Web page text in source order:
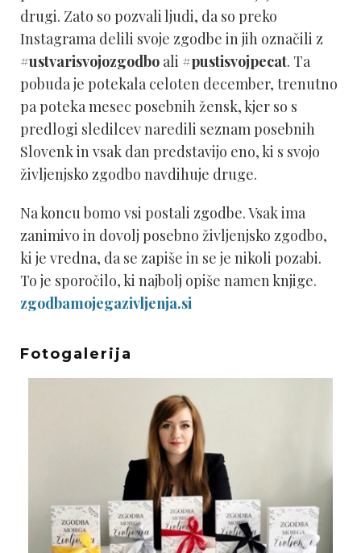
drugi. Zato so pozvali ljudi, da so preko
Instagrama delili svoje zgodbe in jih označili z
#ustvarisvojozgodbo ali #pustisvojpecat. Ta
pobuda je potekala celoten december, trenutno
pa poteka mesec posebnih žensk, kjer so s
predlogi sledilcev naredili seznam posebnih
Slovenk in vsak dan predstavijo eno, ki s svojo
življenjsko zgodbo navdihuje druge.
Na koncu bomo vsi postali zgodbe. Vsak ima
zanimivo in dovolj posebno življenjsko zgodbo,
ki je vredna, da se zapiše in se je nikoli pozabi.
To je sporočilo, ki najbolj opiše namen knjige.
zgodbamojegazivljenja.si
Fotogalerija